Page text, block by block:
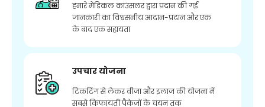
हमारे मेडिकल काउंसलर द्वारा प्रदान की गई
जानकारी का विश्वसनीय आदान-प्रदान और एक
के बाद एक सहायता
उपचार योजना
टिकटिंग से लेकर वीजा और इलाज की योजना में
सबसे किफायती पैकेजों के चयन तक